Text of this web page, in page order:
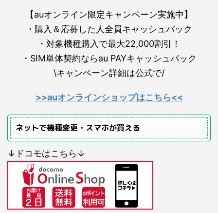
【auオンライン限定キャンペーン実施中】
・購入＆応募した人全員キャッシュバック
・対象機種購入で最大22,000割引！
・SIM単体契約ならau PAYキャッシュバック
\キャンペーン詳細は公式で/
>>auオンラインショップはこちら<<
ネットで機種変更・スマホが買える
↓ドコモはこちら↓